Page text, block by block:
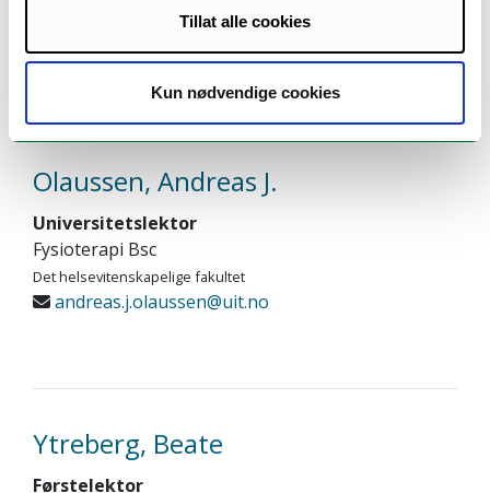
Tillat alle cookies
Kun nødvendige cookies
morten.nikolaisen@uit.no
MH vest U.11.315
Olaussen, Andreas J.
Universitetslektor
Fysioterapi Bsc
Det helsevitenskapelige fakultet
andreas.j.olaussen@uit.no
Ytreberg, Beate
Førstelektor